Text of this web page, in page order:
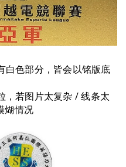
白色部分，皆会以铭版底
，若图片太复杂 / 线条太
煳情况